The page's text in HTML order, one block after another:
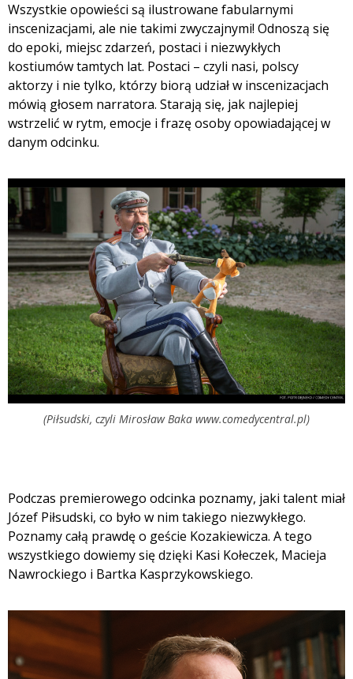
Wszystkie opowieści są ilustrowane fabularnymi
inscenizacjami, ale nie takimi zwyczajnymi! Odnoszą się
do epoki, miejsc zdarzeń, postaci i niezwykłych
kostiumów tamtych lat. Postaci – czyli nasi, polscy
aktorzy i nie tylko, którzy biorą udział w inscenizacjach
mówią głosem narratora. Starają się, jak najlepiej
wstrzelić w rytm, emocje i frazę osoby opowiadającej w
danym odcinku.
(Piłsudski, czyli Mirosław Baka www.comedycentral.pl)
Podczas premierowego odcinka poznamy, jaki talent miał
Józef Piłsudski, co było w nim takiego niezwykłego.
Poznamy całą prawdę o geście Kozakiewicza. A tego
wszystkiego dowiemy się dzięki Kasi Kołeczek, Macieja
Nawrockiego i Bartka Kasprzykowskiego.